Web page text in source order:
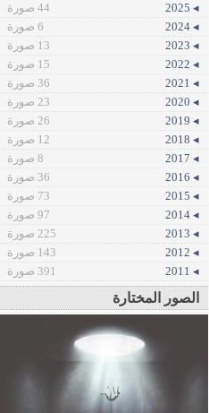
◂ 2025
44 صورة
◂ 2024
6 صورة
◂ 2023
13 صورة
◂ 2022
15 صورة
◂ 2021
36 صورة
◂ 2020
23 صورة
◂ 2019
26 صورة
◂ 2018
12 صورة
◂ 2017
8 صورة
◂ 2016
36 صورة
◂ 2015
73 صورة
◂ 2014
97 صورة
◂ 2013
225 صورة
◂ 2012
143 صورة
◂ 2011
391 صورة
الصور المختارة